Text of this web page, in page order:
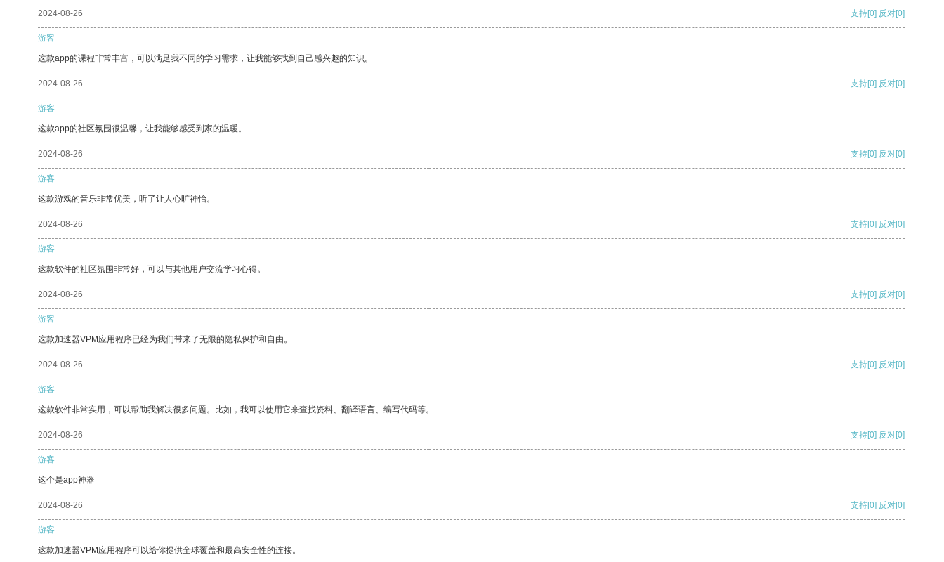
2024-08-26 支持[0] 反对[0]
游客
这款app的课程非常丰富，可以满足我不同的学习需求，让我能够找到自己感兴趣的知识。
2024-08-26 支持[0] 反对[0]
游客
这款app的社区氛围很温馨，让我能够感受到家的温暖。
2024-08-26 支持[0] 反对[0]
游客
这款游戏的音乐非常优美，听了让人心旷神怡。
2024-08-26 支持[0] 反对[0]
游客
这款软件的社区氛围非常好，可以与其他用户交流学习心得。
2024-08-26 支持[0] 反对[0]
游客
这款加速器VPM应用程序已经为我们带来了无限的隐私保护和自由。
2024-08-26 支持[0] 反对[0]
游客
这款软件非常实用，可以帮助我解决很多问题。比如，我可以使用它来查找资料、翻译语言、编写代码等。
2024-08-26 支持[0] 反对[0]
游客
这个是app神器
2024-08-26 支持[0] 反对[0]
游客
这款加速器VPM应用程序可以给你提供全球覆盖和最高安全性的连接。